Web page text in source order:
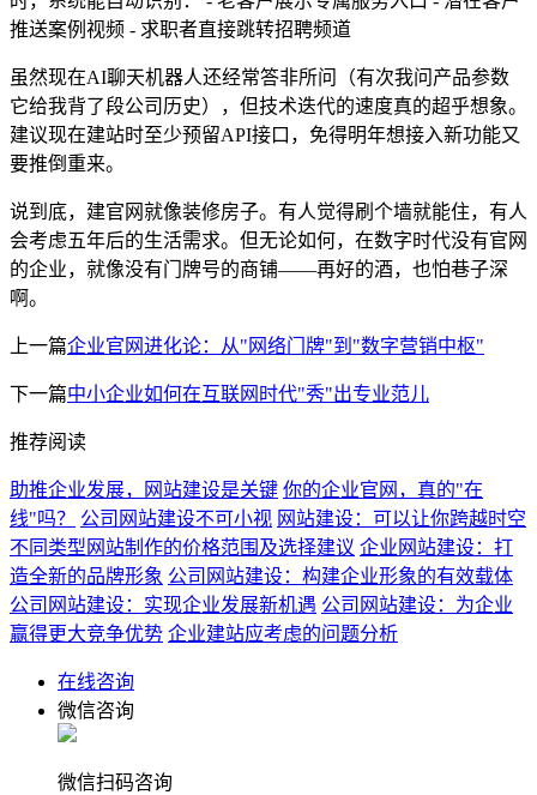
推送案例视频 - 求职者直接跳转招聘频道
虽然现在AI聊天机器人还经常答非所问（有次我问产品参数
它给我背了段公司历史），但技术迭代的速度真的超乎想象。
建议现在建站时至少预留API接口，免得明年想接入新功能又
要推倒重来。
说到底，建官网就像装修房子。有人觉得刷个墙就能住，有人
会考虑五年后的生活需求。但无论如何，在数字时代没有官网
的企业，就像没有门牌号的商铺——再好的酒，也怕巷子深
啊。
上一篇企业官网进化论：从"网络门牌"到"数字营销中枢"
下一篇中小企业如何在互联网时代"秀"出专业范儿
推荐阅读
助推企业发展，网站建设是关键 你的企业官网，真的"在
线"吗？
公司网站建设不可小视 网站建设：可以让你跨越时空
不同类型网站制作的价格范围及选择建议 企业网站建设：打
造全新的品牌形象 公司网站建设：构建企业形象的有效载体
公司网站建设：实现企业发展新机遇 公司网站建设：为企业
赢得更大竞争优势 企业建站应考虑的问题分析
在线咨询
微信咨询
微信扫码咨询